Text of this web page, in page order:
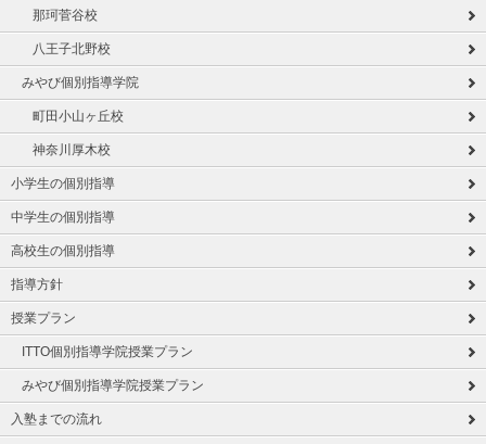
那珂菅谷校
八王子北野校
みやび個別指導学院
町田小山ヶ丘校
神奈川厚木校
小学生の個別指導
中学生の個別指導
高校生の個別指導
指導方針
授業プラン
ITTO個別指導学院授業プラン
みやび個別指導学院授業プラン
入塾までの流れ